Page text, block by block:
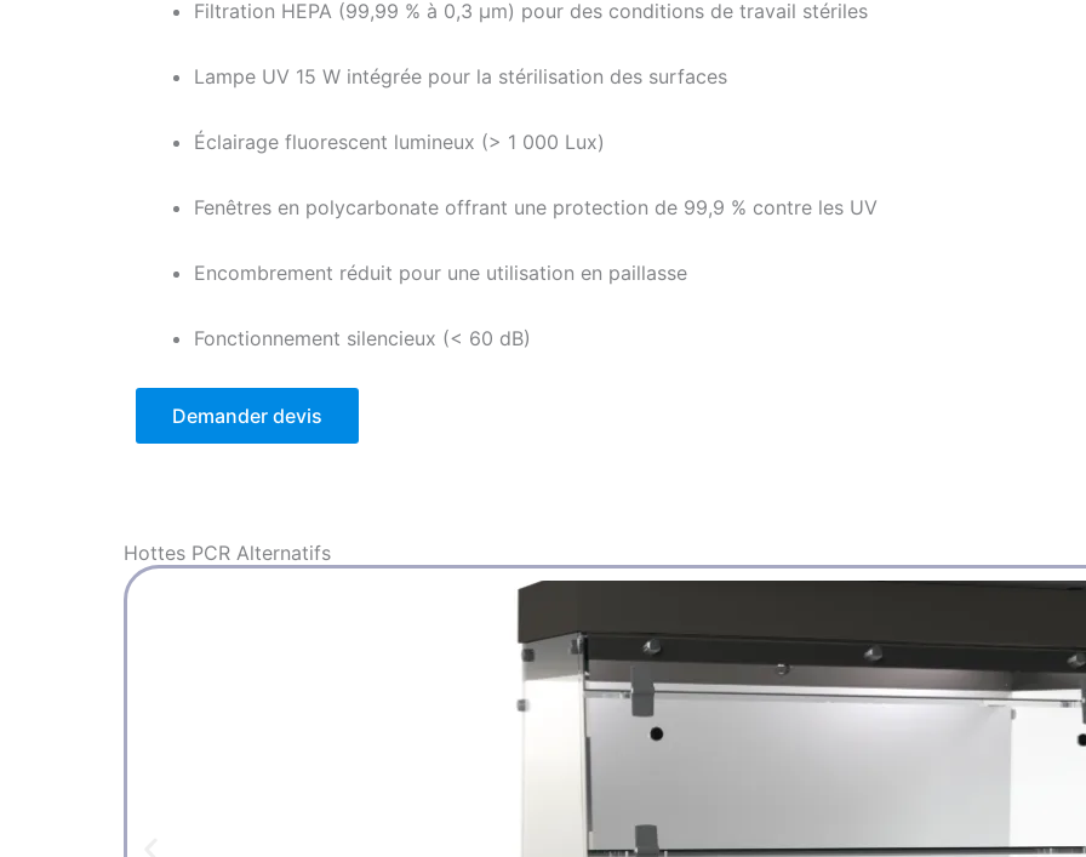
Filtration HEPA (99,99 % à 0,3 μm) pour des conditions de travail stériles
Lampe UV 15 W intégrée pour la stérilisation des surfaces
Éclairage fluorescent lumineux (> 1 000 Lux)
Fenêtres en polycarbonate offrant une protection de 99,9 % contre les UV
Encombrement réduit pour une utilisation en paillasse
Fonctionnement silencieux (< 60 dB)
Demander devis
Hottes PCR Alternatifs